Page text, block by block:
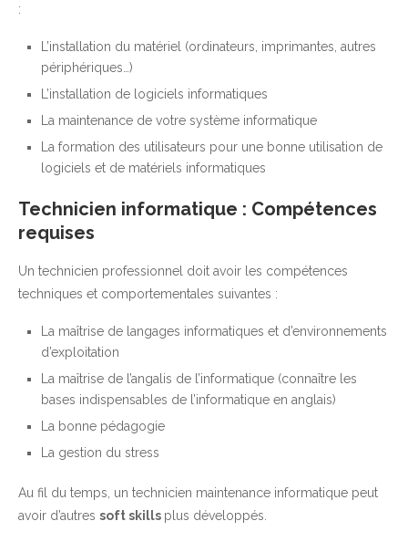
:
L’installation du matériel (ordinateurs, imprimantes, autres
périphériques…)
L’installation de logiciels informatiques
La maintenance de votre système informatique
La formation des utilisateurs pour une bonne utilisation de
logiciels et de matériels informatiques
Technicien informatique : Compétences
requises
Un technicien professionnel doit avoir les compétences
techniques et comportementales suivantes :
La maîtrise de langages informatiques et d’environnements
d’exploitation
La maîtrise de l’angalis de l’informatique (connaître les
bases indispensables de l’informatique en anglais)
La bonne pédagogie
La gestion du stress
Au fil du temps, un technicien maintenance informatique peut
avoir d’autres soft skills plus développés.